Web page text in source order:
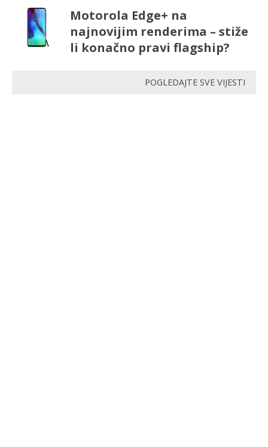
Motorola Edge+ na
najnovijim renderima – stiže
li konačno pravi flagship?
POGLEDAJTE SVE VIJESTI